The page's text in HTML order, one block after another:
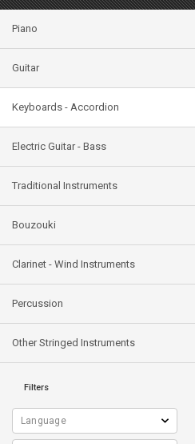
Piano
Guitar
Keyboards - Accordion
Electric Guitar - Bass
Traditional Instruments
Bouzouki
Clarinet - Wind Instruments
Percussion
Other Stringed Instruments
Filters